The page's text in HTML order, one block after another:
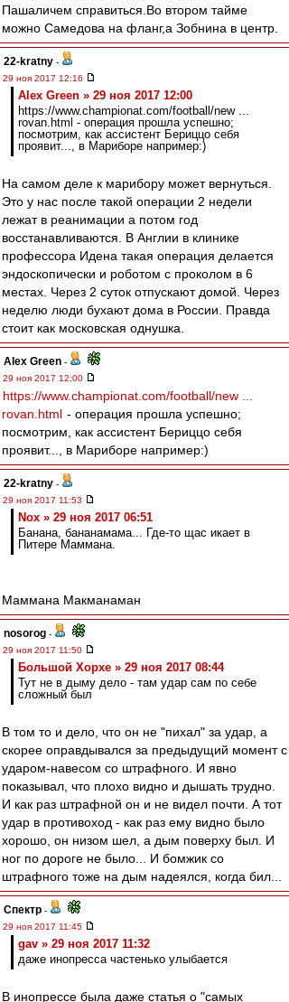
Пашаличем справиться.Во втором тайме
можно Самедова на фланг,а Зобнина в центр.
22-kratny -
29 ноя 2017 12:16
Alex Green » 29 ноя 2017 12:00
https://www.championat.com/football/new ...
rovan.html - операция прошла успешно;
посмотрим, как ассистент Бериццо себя
проявит..., в Мариборе например:)
На самом деле к марибору может вернуться.
Это у нас после такой операции 2 недели
лежат в реанимации а потом год
восстанавливаются. В Англии в клинике
профессора Идена такая операция делается
эндоскопически и роботом с проколом в 6
местах. Через 2 суток отпускают домой. Через
неделю люди бухают дома в России. Правда
стоит как московская однушка.
Alex Green -
29 ноя 2017 12:00
https://www.championat.com/football/new ...
rovan.html - операция прошла успешно;
посмотрим, как ассистент Бериццо себя
проявит..., в Мариборе например:)
22-kratny -
29 ноя 2017 11:53
Nox » 29 ноя 2017 06:51
Банана, бананамама... Где-то щас икает в
Питере Маммана.
Маммана Макманаман
nosorog -
29 ноя 2017 11:50
Большой Хорхе » 29 ноя 2017 08:44
Тут не в дыму дело - там удар сам по себе
сложный был
В том то и дело, что он не "пихал" за удар, а
скорее оправдывался за предыдущий момент с
ударом-навесом со штрафного. И явно
показывал, что плохо видно и дышать трудно.
И как раз штрафной он и не видел почти. А тот
удар в противоход - как раз ему видно было
хорошо, он низом шел, а дым поверху был. И
ног по дороге не было... И бомжик со
штрафного тоже на дым надеялся, когда бил...
Спектр -
29 ноя 2017 11:45
gav » 29 ноя 2017 11:32
даже инопресса частенько улыбается
В инопрессе была даже статья о "самых